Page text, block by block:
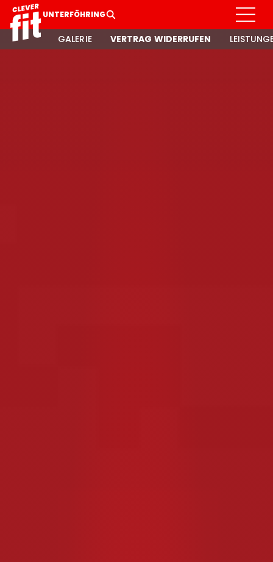
UNTERFÖHRING
GALERIE VERTRAG WIDERRUFEN